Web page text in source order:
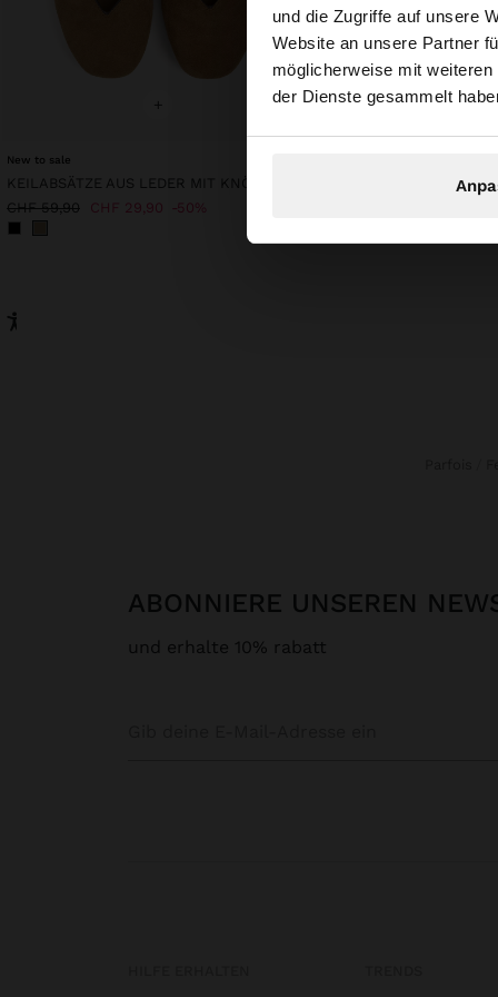
und die Zugriffe auf unsere
Website an unsere Partner
möglicherweise mit
der Dienste gesammelt
Sie greifen von
durchsuchen?
+
New to sale
CHF 59,90 CHF 29,90 50%
+
CHF 29,90
ABONNIERE UNSEREN
und erhalte 10% rabatt